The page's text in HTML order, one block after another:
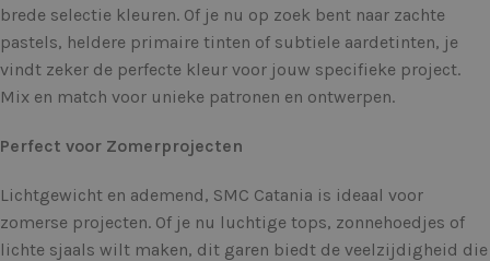
brede selectie kleuren. Of je nu op zoek bent naar zachte
pastels, heldere primaire tinten of subtiele aardetinten, je
vindt zeker de perfecte kleur voor jouw specifieke project.
Mix en match voor unieke patronen en ontwerpen.
Perfect voor Zomerprojecten
Lichtgewicht en ademend, SMC Catania is ideaal voor
zomerse projecten. Of je nu luchtige tops, zonnehoedjes of
lichte sjaals wilt maken, dit garen biedt de veelzijdigheid die